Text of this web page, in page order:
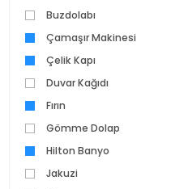
Buzdolabı
Çamaşır Makinesi
Çelik Kapı
Duvar Kağıdı
Fırın
Gömme Dolap
Hilton Banyo
Jakuzi